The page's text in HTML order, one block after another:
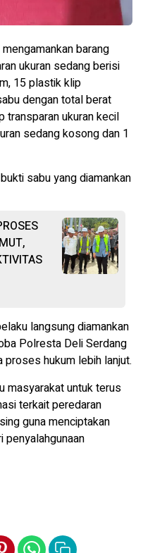
barang
ukuran sedang berisi
15 plastik klip
dengan total berat
transparan ukuran kecil
sedang kosong dan 1
sabu yang diamankan
langsung diamankan
Polresta Deli Serdang
hukum lebih lanjut.
masyarakat untuk terus
terkait peredaran
guna menciptakan
penyalahgunaan